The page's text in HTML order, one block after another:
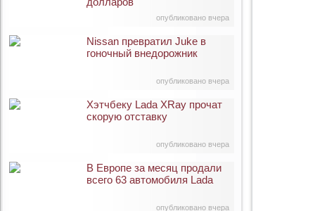
опубликовано вчера
опубликовано вчера
Nissan превратил Juke в
гоночный внедорожник
опубликовано вчера
Хэтчбеку Lada XRay прочат
скорую отставку
опубликовано вчера
В Европе за месяц продали
всего 63 автомобиля Lada